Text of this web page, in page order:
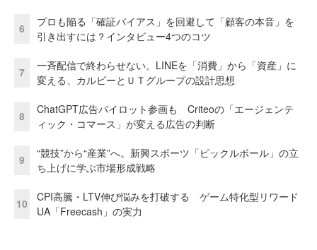
6
プロも陥る「確証バイアス」を回避して「顧客の本音」を
引き出すには？インタビュー4つのコツ
7
一斉配信で終わらせない。LINEを「消費」から「資産」に
変える、カルビーとＵＴグループの設計思想
8
ChatGPT広告パイロット参画も Criteoの「エージェンテ
ィック・コマース」が変える広告の判断
9
“競技”から“産業”へ。新興スポーツ「ピックルボール」の立
ち上げに学ぶ市場形成戦略
10
CPI高騰・LTV伸び悩みを打破する ゲーム特化型リワード
UA「Freecash」の実力